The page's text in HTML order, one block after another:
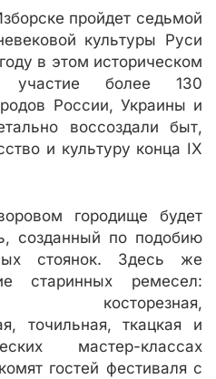
пройдет седьмой
культуры Руси
в этом историческом
участие более 130
России, Украины и
воссоздали быт,
и культуру конца IX
городище будет
созданный по подобию
стоянок. Здесь же
старинных ремесел:
точильная, ткацкая и
мастер-классах
гостей фестиваля с